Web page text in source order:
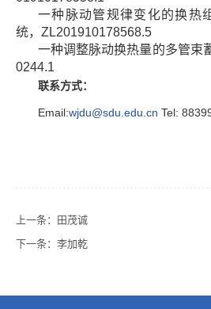
一种脉动管规律变化的换热
统，ZL201910178568.5
一种调整脉动换热量的多管束
0244.1
联系方式：
Email:wjdu@sdu.edu.cn Tel:
上一条：
田茂诚
下一条： 李加乾